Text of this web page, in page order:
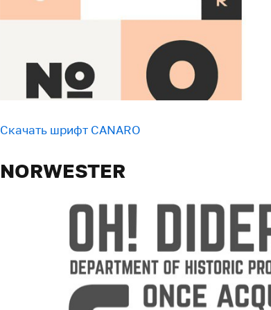
Скачать шрифт CANARO
NORWESTER